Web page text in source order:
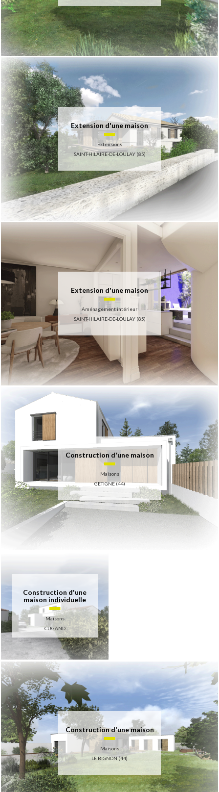
Extension d'une maison
Extensions
SAINT-HILAIRE-DE-LOULAY (85)
Extension d'une maison
Aménagement intérieur
SAINT-HILAIRE-DE-LOULAY (85)
Construction d'une maison
Maisons
GETIGNE (44)
Construction d'une
maison individuelle
Maisons
CUGAND
Construction d'une maison
Maisons
LE BIGNON (44)